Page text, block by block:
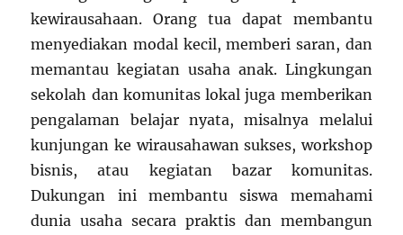
kewirausahaan. Orang tua dapat membantu
menyediakan modal kecil, memberi saran, dan
memantau kegiatan usaha anak. Lingkungan
sekolah dan komunitas lokal juga memberikan
pengalaman belajar nyata, misalnya melalui
kunjungan ke wirausahawan sukses, workshop
bisnis, atau kegiatan bazar komunitas.
Dukungan ini membantu siswa memahami
dunia usaha secara praktis dan membangun